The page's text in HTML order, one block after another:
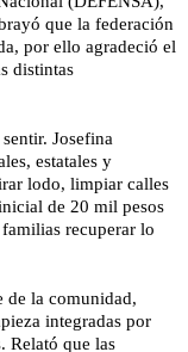
que la federación
por ello agradeció el
distintas
Josefina
estatales y
lodo, limpiar calles
de 20 mil pesos
recuperar lo
de la comunidad,
integradas por
Relató que las